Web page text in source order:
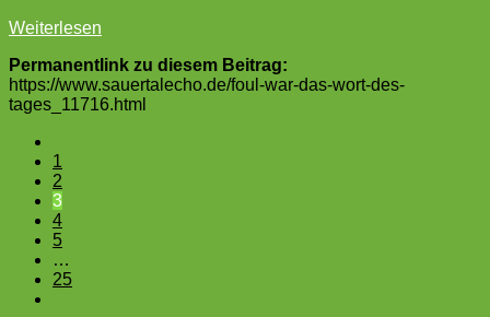
Weiterlesen
Permanentlink zu diesem Beitrag:
https://www.sauertalecho.de/foul-war-das-wort-des-
tages_11716.html
1
2
3
4
5
…
25